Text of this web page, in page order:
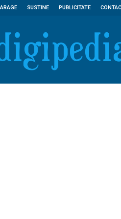
SUSTINE PUBLICITATE